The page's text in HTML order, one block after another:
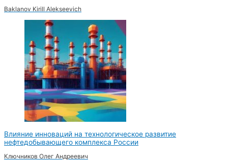
Baklanov Kirill Alekseevich
Влияние инноваций на технологическое развитие
нефтедобывающего комплекса России
Ключников Олег Андреевич